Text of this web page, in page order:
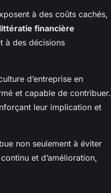
à des coûts cachés,
littératie financière
à des décisions
d’entreprise en
et capable de contribuer.
leur implication et
non seulement à éviter
et d’amélioration,